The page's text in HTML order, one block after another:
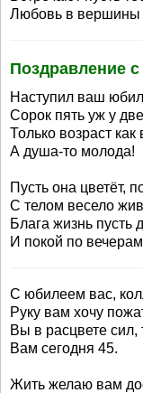
Любовь в вершины
Поздравление
Наступил ваш
Сорок пять уж у
Только возраст как
А душа-то молода!
Пусть она цветёт,
С телом весело
Блага жизнь пусть
И покой по
С юбилеем вас,
Руку вам хочу
Вы в расцвете сил,
Вам сегодня 45.
Жить желаю вам